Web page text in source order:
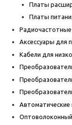
Платы
Платы
Аксессуары для
Кабели для